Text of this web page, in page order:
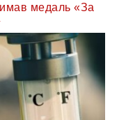
медаль «За